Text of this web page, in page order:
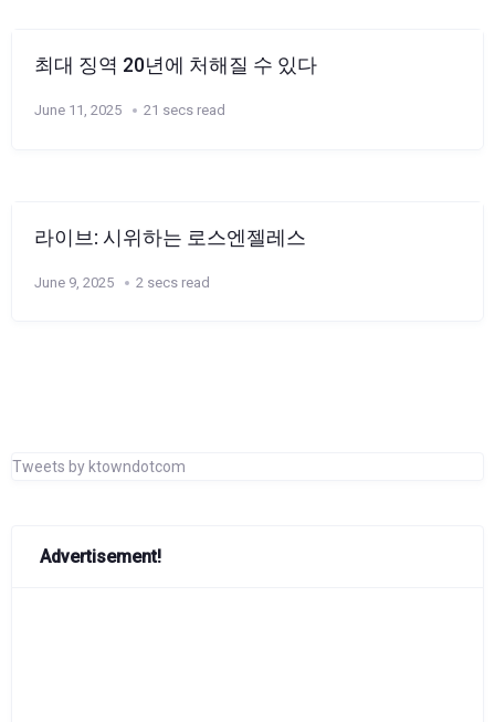
최대 징역 20년에 처해질 수 있다
June 11, 2025 21 secs read
라이브: 시위하는 로스엔젤레스
June 9, 2025 2 secs read
Tweets by ktowndotcom
Advertisement!